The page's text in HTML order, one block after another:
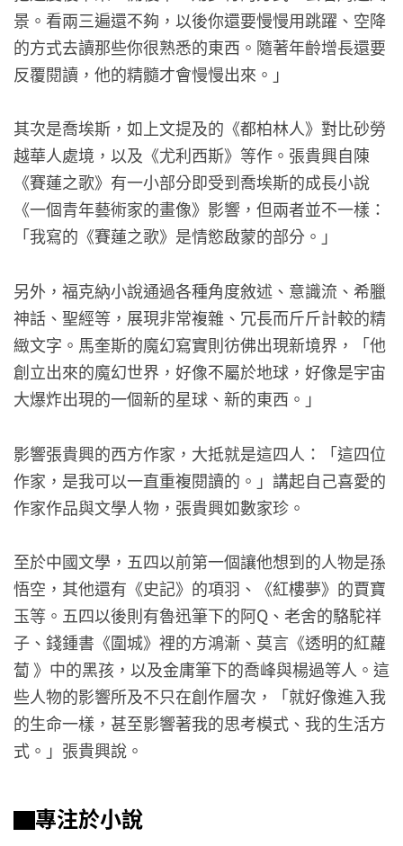
景。看兩三遍還不夠，以後你還要慢慢用跳躍、空降
的方式去讀那些你很熟悉的東西。隨著年齡增長還要
反覆閱讀，他的精髓才會慢慢出來。」
其次是喬埃斯，如上文提及的《都柏林人》對比砂勞
越華人處境，以及《尤利西斯》等作。張貴興自陳
《賽蓮之歌》有一小部分即受到喬埃斯的成長小說
《一個青年藝術家的畫像》影響，但兩者並不一樣：
「我寫的《賽蓮之歌》是情慾啟蒙的部分。」
另外，福克納小說通過各種角度敘述、意識流、希臘
神話、聖經等，展現非常複雜、冗長而斤斤計較的精
緻文字。馬奎斯的魔幻寫實則彷佛出現新境界，「他
創立出來的魔幻世界，好像不屬於地球，好像是宇宙
大爆炸出現的一個新的星球、新的東西。」
影響張貴興的西方作家，大抵就是這四人：「這四位
作家，是我可以一直重複閱讀的。」講起自己喜愛的
作家作品與文學人物，張貴興如數家珍。
至於中國文學，五四以前第一個讓他想到的人物是孫
悟空，其他還有《史記》的項羽、《紅樓夢》的賈寶
玉等。五四以後則有魯迅筆下的阿Q、老舍的駱駝祥
子、錢鍾書《圍城》裡的方鴻漸、莫言《透明的紅蘿
蔔 》中的黑孩，以及金庸筆下的喬峰與楊過等人。這
些人物的影響所及不只在創作層次，「就好像進入我
的生命一樣，甚至影響著我的思考模式、我的生活方
式。」張貴興說。
▇專注於小說